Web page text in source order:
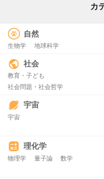
カ
自然
生物学 地球科学
社会
教育・子ども
社会問題・社会哲学
宇宙
宇宙
理化学
物理学 量子論 数学